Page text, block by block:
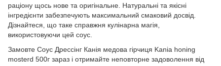
раціону щось нове та оригінальне. Натуральні та якісні
інгредієнти забезпечують максимальний смаковий досвід.
Дізнайтеся, що таке справжня кулінарна магія,
використовуючи цей соус.
Замовте Соус Дрессінг Канія медова гірчиця Kania honing
mosterd 500г зараз і отримайте неповторне задоволення від